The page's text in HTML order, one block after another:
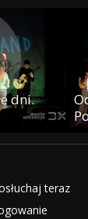
dni.
teraz